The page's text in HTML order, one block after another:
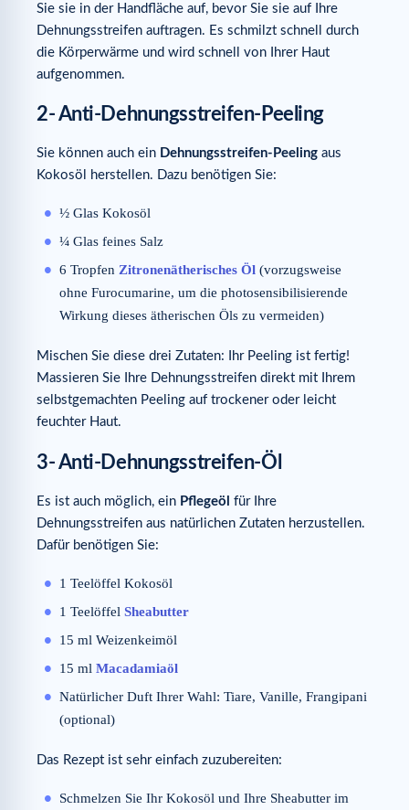
Sie sie in der Handfläche auf, bevor Sie sie auf Ihre
Dehnungsstreifen auftragen. Es schmilzt schnell durch
die Körperwärme und wird schnell von Ihrer Haut
aufgenommen.
2- Anti-Dehnungsstreifen-Peeling
Sie können auch ein Dehnungsstreifen-Peeling aus
Kokosöl herstellen. Dazu benötigen Sie:
½ Glas Kokosöl
¼ Glas feines Salz
6 Tropfen Zitronenätherisches Öl (vorzugsweise
ohne Furocumarine, um die photosensibilisierende
Wirkung dieses ätherischen Öls zu vermeiden)
Mischen Sie diese drei Zutaten: Ihr Peeling ist fertig!
Massieren Sie Ihre Dehnungsstreifen direkt mit Ihrem
selbstgemachten Peeling auf trockener oder leicht
feuchter Haut.
3- Anti-Dehnungsstreifen-Öl
Es ist auch möglich, ein Pflegeöl für Ihre
Dehnungsstreifen aus natürlichen Zutaten herzustellen.
Dafür benötigen Sie:
1 Teelöffel Kokosöl
1 Teelöffel Sheabutter
15 ml Weizenkeimöl
15 ml Macadamiaöl
Natürlicher Duft Ihrer Wahl: Tiare, Vanille, Frangipani
(optional)
Das Rezept ist sehr einfach zuzubereiten:
Schmelzen Sie Ihr Kokosöl und Ihre Sheabutter im